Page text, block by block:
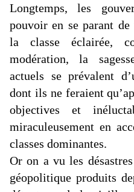
Longtemps, les
pouvoir en se parant de
la classe éclairée,
modération, la
actuels se prévalent
dont ils ne feraient
objectives et
miraculeusement en
classes dominantes.
Or on a vu les
géopolitique produits